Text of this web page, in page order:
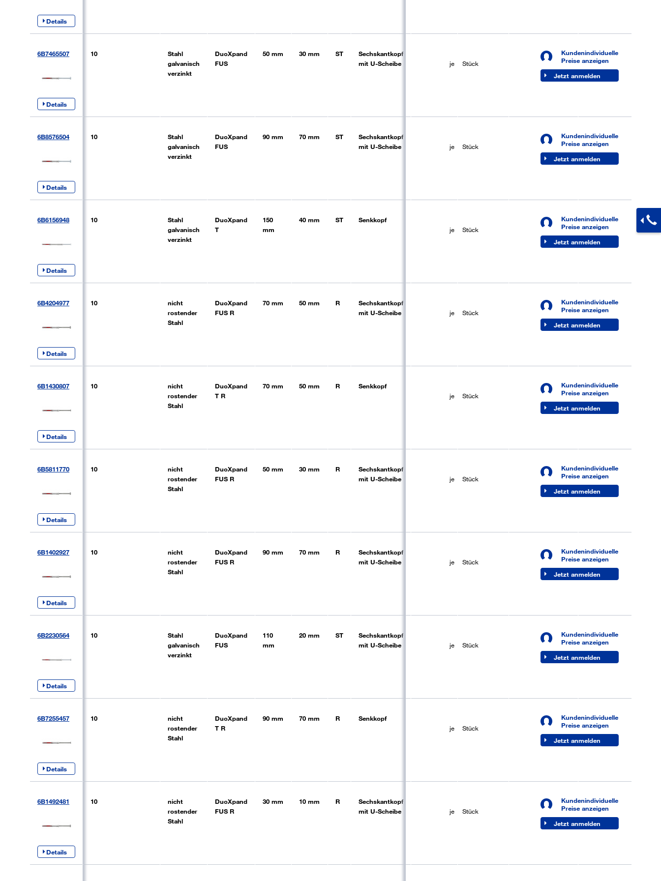
Details
6B7465507
Details
10
Stahl
galvanisch
verzinkt
DuoXpand
FUS
50 mm 30 mm ST
Sechskantkopf
mit U-Scheibe
Lieferbar (6-8
Werktage)
je Stück
Kundenindividuelle
Preise anzeigen
Jetzt anmelden
6B8576504
Details
10
Stahl
galvanisch
verzinkt
DuoXpand
FUS
90 mm 70 mm ST
Sechskantkopf
mit U-Scheibe
Lieferbar (6-8
Werktage)
je Stück
Kundenindividuelle
Preise anzeigen
Jetzt anmelden
6B6156948
Details
10
Stahl
galvanisch
verzinkt
DuoXpand
T
150
mm
40 mm ST Senkkopf
Lieferbar (6-8
Werktage)
je Stück
Kundenindividuelle
Preise anzeigen
Jetzt anmelden
6B4204977
Details
10
nicht
rostender
Stahl
DuoXpand
FUS R
70 mm 50 mm R
Sechskantkopf
mit U-Scheibe
Lieferbar (6-8
Werktage)
je Stück
Kundenindividuelle
Preise anzeigen
Jetzt anmelden
6B1430807
Details
10
nicht
rostender
Stahl
DuoXpand
T R
70 mm 50 mm R Senkkopf
Lieferbar (6-8
Werktage)
je Stück
Kundenindividuelle
Preise anzeigen
Jetzt anmelden
6B5811770
Details
10
nicht
rostender
Stahl
DuoXpand
FUS R
50 mm 30 mm R
Sechskantkopf
mit U-Scheibe
Lieferbar (6-8
Werktage)
je Stück
Kundenindividuelle
Preise anzeigen
Jetzt anmelden
6B1402927
Details
10
nicht
rostender
Stahl
DuoXpand
FUS R
90 mm 70 mm R
Sechskantkopf
mit U-Scheibe
Lieferbar (6-8
Werktage)
je Stück
Kundenindividuelle
Preise anzeigen
Jetzt anmelden
6B2230564
Details
10
Stahl
galvanisch
verzinkt
DuoXpand
FUS
110
mm
20 mm ST
Sechskantkopf
mit U-Scheibe
Lieferbar (6-8
Werktage)
je Stück
Kundenindividuelle
Preise anzeigen
Jetzt anmelden
6B7255457
Details
10
nicht
rostender
Stahl
DuoXpand
T R
90 mm 70 mm R Senkkopf
Lieferbar (6-8
Werktage)
je Stück
Kundenindividuelle
Preise anzeigen
Jetzt anmelden
6B1492481
Details
10
nicht
rostender
Stahl
DuoXpand
FUS R
30 mm 10 mm R
Sechskantkopf
mit U-Scheibe
Lieferbar (6-8
Werktage)
je Stück
Kundenindividuelle
Preise anzeigen
Jetzt anmelden